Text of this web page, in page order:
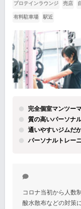
プロテインラウンジ 売店
有料駐車場 駅近
完全個室マンツー
質の高いパーソナ
通いやすいジムだ
パーソナルトレー
コロナ当初から人数
酸水散布などの対策